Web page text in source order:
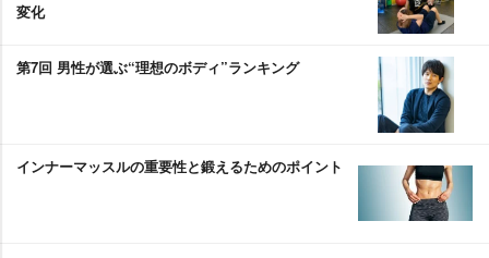
変化
第7回 男性が選ぶ“理想のボディ”ランキング
インナーマッスルの重要性と鍛えるためのポイント